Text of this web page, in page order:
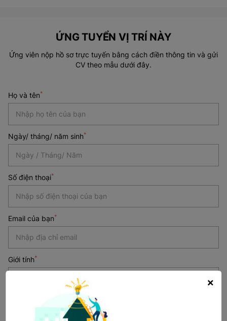
ỨNG TUYỂN VỊ TRÍ NÀY
Ứng viên nộp hồ sơ trực tuyến bằng cách điền thông tin và gửi
CV theo mẫu dưới đây.
Họ và tên*
Ngày/ tháng/ năm sinh*
*
Số điện thoại*
Email của bạn*
Giới tính*
Địa điểm làm việc mong muốn
×